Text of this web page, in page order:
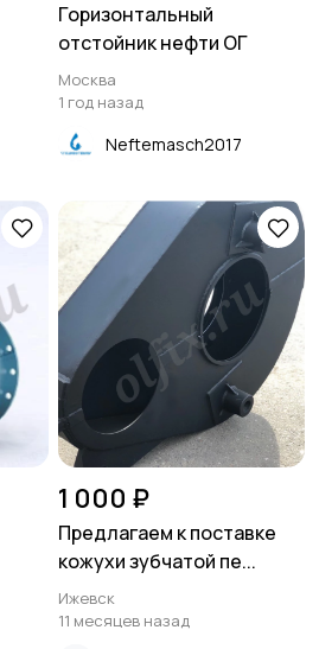
Горизонтальный
отстойник нефти ОГ
Москва
1 год назад
Neftemasch2017
1 000 ₽
Предлагаем к поставке
кожухи зубчатой пе...
Ижевск
11 месяцев назад